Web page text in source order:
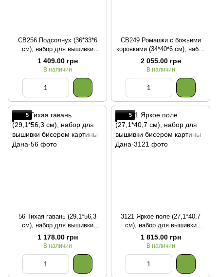
СВ256 Подсолнух (36*33*6
см), набор для вышивки
бисером шопера
1 409.00 грн
В наличии
СВ249 Ромашки с божьими
коровками (34*40*6 см), набор
для вышивки бисером шопера
2 055.00 грн
В наличии
5
56 Тихая гавань (29,1*56,3
см), набор для вышивки
бисером картины
1 178.00 грн
В наличии
5
3121 Яркое поле (27,1*40,7
см), набор для вышивки
бисером картины
1 815.00 грн
В наличии